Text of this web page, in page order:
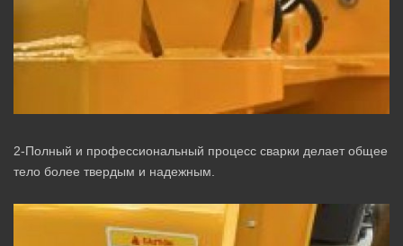
2-Полный и профессиональный процесс сварки делает общее
тело более твердым и надежным.